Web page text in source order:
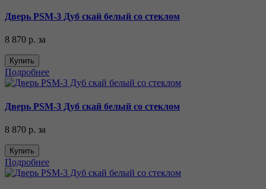
Дверь PSM-3 Дуб скай белый со стеклом
8 870 р. за
Купить
Подробнее
Дверь PSM-3 Дуб скай белый со стеклом
8 870 р. за
Купить
Подробнее